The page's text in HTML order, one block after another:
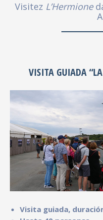
Visitez L’Hermione
VISITA GUIADA
Visita guiada,